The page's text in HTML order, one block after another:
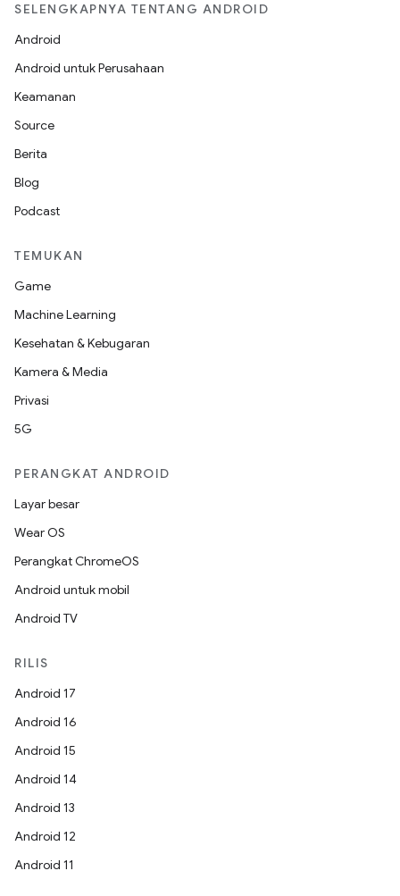
SELENGKAPNYA TENTANG ANDROID
Android
Android untuk Perusahaan
Keamanan
Source
Berita
Blog
Podcast
TEMUKAN
Game
Machine Learning
Kesehatan & Kebugaran
Kamera & Media
Privasi
5G
PERANGKAT ANDROID
Layar besar
Wear OS
Perangkat ChromeOS
Android untuk mobil
Android TV
RILIS
Android 17
Android 16
Android 15
Android 14
Android 13
Android 12
Android 11